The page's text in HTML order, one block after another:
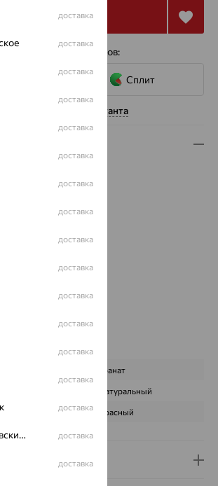
Купить
с помощью сервисов:
Сплит
Нужна помощь консультанта
Красный
Гранат
Натуральный
Красный
доставка
доставка
доставка
доставка
доставка
доставка
доставка
доставка
доставка
доставка
доставка
доставка
доставка
доставка
доставка
Апастово, Апастовский район доставка
доставка